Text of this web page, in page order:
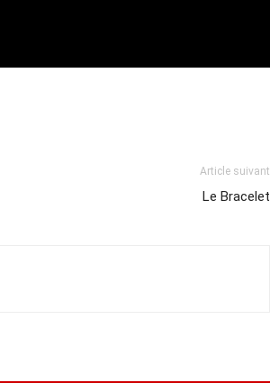
Article suivant
Le Bracelet